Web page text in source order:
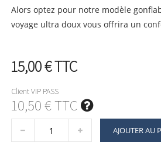
Alors optez pour notre modèle
voyage ultra doux vous offrira un
15,00 €TTC
Client VIP PASS
10,50 € TTC
AJOUTER AU